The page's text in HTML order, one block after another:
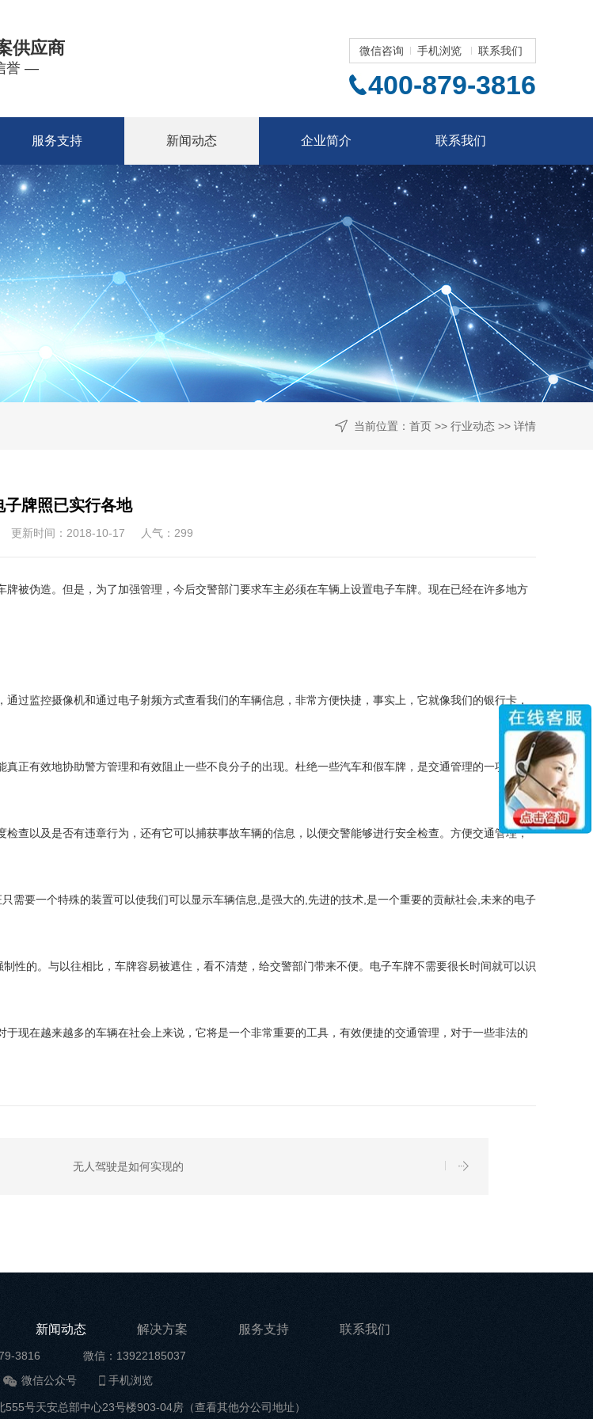
供应商
誉 —
微信咨询 手机浏览 联系我们
400-879-3816
服务支持 新闻动态 企业简介 联系我们
当前位置： 首页 >> 行业动态 >> 详情
子牌照已实行各地
更新时间：2018-10-17 人气： 299
伪造。但是，为了加强管理，今后交警部门要求车主必须在车辆上设置电子车牌。现在已经在许多地方
监控摄像机和通过电子射频方式查看我们的车辆信息，非常方便快捷，事实上，它就像我们的银行卡，
有效地协助警方管理和有效阻止一些不良分子的出现。杜绝一些汽车和假车牌，是交通管理的一项好的
以及是否有违章行为，还有它可以捕获事故车辆的信息，以便交警能够进行安全检查。方便交通管理，
要一个特殊的装置可以使我们可以显示车辆信息,是强大的,先进的技术,是一个重要的贡献社会,未来的电子
的。与以往相比，车牌容易被遮住，看不清楚，给交警部门带来不便。电子车牌不需要很长时间就可以识
在越来越多的车辆在社会上来说，它将是一个非常重要的工具，有效便捷的交通管理，对于一些非法的
无人驾驶是如何实现的
新闻动态 解决方案 服务支持 联系我们
3816
微信：13922185037
微信公众号 手机浏览
555号天安总部中心23号楼903-04房（查看其他分公司地址）